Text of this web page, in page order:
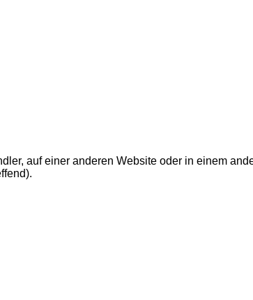
auf einer anderen Website oder in einem